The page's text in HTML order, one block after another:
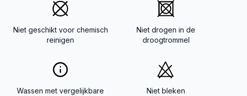
Niet geschikt voor chemisch
reinigen
Niet drogen in de
droogtrommel
Wassen met vergelijkbare
Niet bleken